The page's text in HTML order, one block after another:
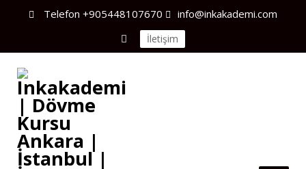
Telefon +905448107670 info@inkakademi.com
İletişim